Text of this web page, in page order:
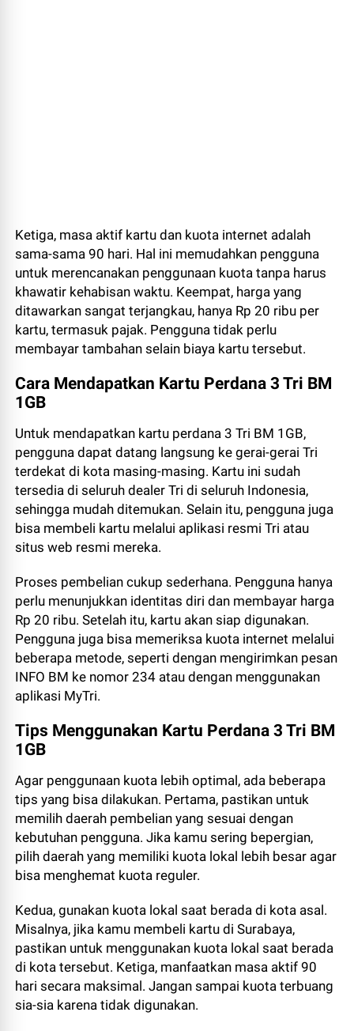
Ketiga, masa aktif kartu dan kuota internet adalah
sama-sama 90 hari. Hal ini memudahkan pengguna
untuk merencanakan penggunaan kuota tanpa harus
khawatir kehabisan waktu. Keempat, harga yang
ditawarkan sangat terjangkau, hanya Rp 20 ribu per
kartu, termasuk pajak. Pengguna tidak perlu
membayar tambahan selain biaya kartu tersebut.
Cara Mendapatkan Kartu Perdana 3 Tri BM
1GB
Untuk mendapatkan kartu perdana 3 Tri BM 1GB,
pengguna dapat datang langsung ke gerai-gerai Tri
terdekat di kota masing-masing. Kartu ini sudah
tersedia di seluruh dealer Tri di seluruh Indonesia,
sehingga mudah ditemukan. Selain itu, pengguna juga
bisa membeli kartu melalui aplikasi resmi Tri atau
situs web resmi mereka.
Proses pembelian cukup sederhana. Pengguna hanya
perlu menunjukkan identitas diri dan membayar harga
Rp 20 ribu. Setelah itu, kartu akan siap digunakan.
Pengguna juga bisa memeriksa kuota internet melalui
beberapa metode, seperti dengan mengirimkan pesan
INFO BM ke nomor 234 atau dengan menggunakan
aplikasi MyTri.
Tips Menggunakan Kartu Perdana 3 Tri BM
1GB
Agar penggunaan kuota lebih optimal, ada beberapa
tips yang bisa dilakukan. Pertama, pastikan untuk
memilih daerah pembelian yang sesuai dengan
kebutuhan pengguna. Jika kamu sering bepergian,
pilih daerah yang memiliki kuota lokal lebih besar agar
bisa menghemat kuota reguler.
Kedua, gunakan kuota lokal saat berada di kota asal.
Misalnya, jika kamu membeli kartu di Surabaya,
pastikan untuk menggunakan kuota lokal saat berada
di kota tersebut. Ketiga, manfaatkan masa aktif 90
hari secara maksimal. Jangan sampai kuota terbuang
sia-sia karena tidak digunakan.